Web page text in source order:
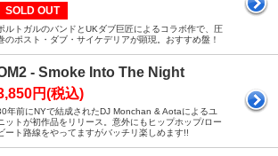
SOLD OUT
ルトガルのバンドとUKダブ巨匠によるコラボ作で、圧
のポスト・ダブ・サイケデリアが顕現。おすすめ盤！
- Smoke Into The Night
円(税込)
年前にNYで結成されたDJ Monchan & Aotaによるユ
ットが初作品をリリース。意外にもヒップホップ/ロー
ート路線をやってますがバッチリ楽しめます!!